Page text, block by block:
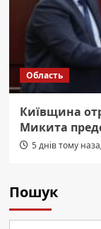
Область
Київщина
Микита
5 днів тому
Пошук